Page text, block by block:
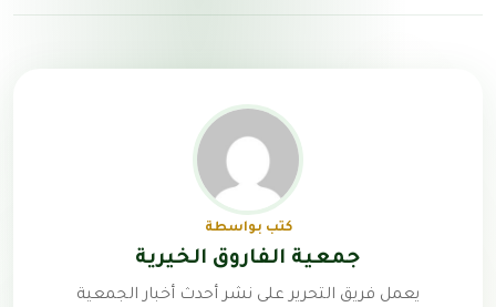
كتب بواسطة
جمعية الفاروق الخيرية
يعمل فريق التحرير على نشر أحدث أخبار الجمعية